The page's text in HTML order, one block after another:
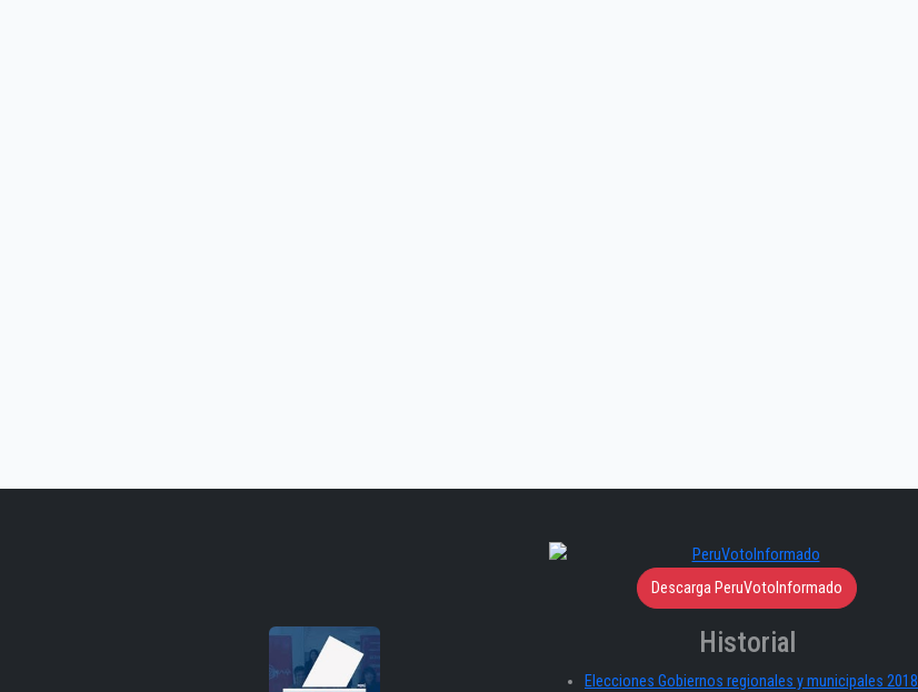
Descarga PeruVotoInformado
Historial
Elecciones Gobiernos regionales y municipales 2018